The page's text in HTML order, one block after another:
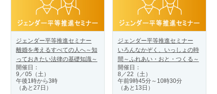
ジェンダー平等推進セミナー
離婚を考えるすべての人へ～知
っておきたい法律の基礎知識～
開催日：
9／05（土）
午後1時から3時
（あと27日）
ジェンダー平等推進セミナー
いろんなかぞく、いっしょの時
間～ふれあい・おと・つくる～
開催日：
8／22（土）
午前9時45分～10時30分
（あと13日）